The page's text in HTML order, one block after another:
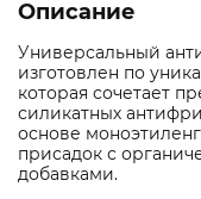
Описание
Универсальный
изготовлен по
которая сочетает
силикатных
основе
присадок с
добавками.